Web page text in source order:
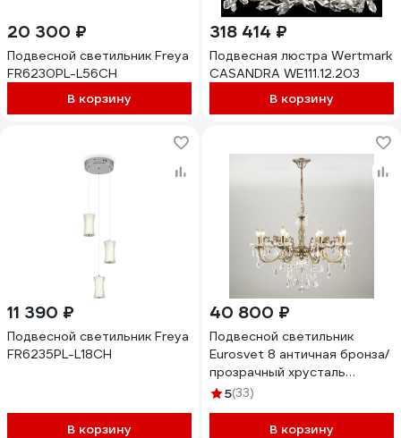
20 300 ₽
Подвесной светильник Freya
FR6230PL-L56CH
В корзину
318 414 ₽
Подвесная люстра Wertmark
CASANDRA WE111.12.203
В корзину
11 390 ₽
Подвесной светильник Freya
FR6235PL-L18CH
В корзину
40 800 ₽
Подвесной светильник
Eurosvet 8 античная бронза/
прозрачный хрусталь
Strotskis 00000063379
5(33)
В корзину